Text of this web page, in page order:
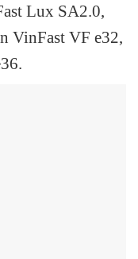
Lux SA2.0,
VinFast VF e32,